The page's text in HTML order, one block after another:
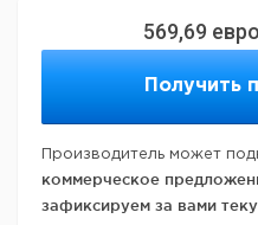
569,69 евро
Получить
Производитель может
коммерческое
зафиксируем за вами